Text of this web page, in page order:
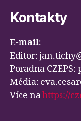
Kontakty
E-mail:
Editor:
Poradna
Média:
Více nahttps://